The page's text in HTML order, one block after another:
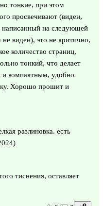
тонкие, при этом
просвечивают (виден,
написанный на следующей
виден), это не критично,
количество страниц,
тонкий, что делает
и компактным, удобно
Хорошо прошит и
разлиновка. есть
тиснения, оставляет